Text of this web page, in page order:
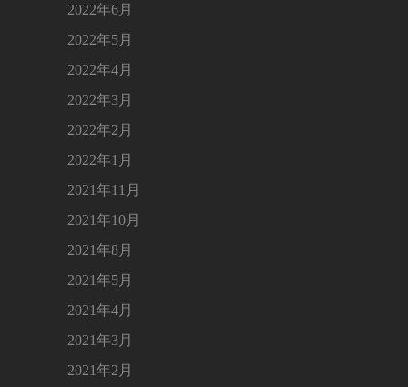
2022年6月
2022年5月
2022年4月
2022年3月
2022年2月
2022年1月
2021年11月
2021年10月
2021年8月
2021年5月
2021年4月
2021年3月
2021年2月